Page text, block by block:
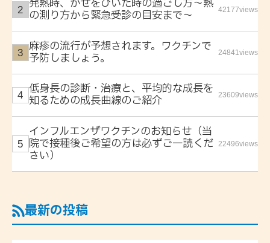
発熱時、かぜをひいた時の過ごし方〜熱
の測り方から緊急受診の目安まで〜 42177views
麻疹の流行が予想されます。ワクチンで
予防しましょう。 24841views
低身長の診断・治療と、平均的な成長を
知るための成長曲線のご紹介 23609views
インフルエンザワクチンのお知らせ（当
院で接種後ご希望の方は必ずご一読くだ
さい）
22496views
最新の投稿